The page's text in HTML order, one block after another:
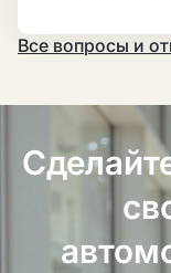
Все вопросы и